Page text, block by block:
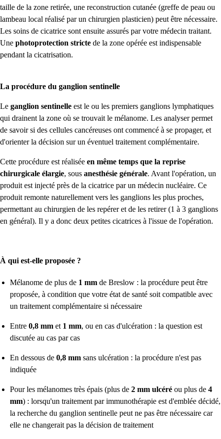
taille de la zone retirée, une reconstruction cutanée (greffe de peau ou
lambeau local réalisé par un chirurgien plasticien) peut être nécessaire.
Les soins de cicatrice sont ensuite assurés par votre médecin traitant.
Une photoprotection stricte de la zone opérée est indispensable
pendant la cicatrisation.
La procédure du ganglion sentinelle
Le ganglion sentinelle est le ou les premiers ganglions lymphatiques
qui drainent la zone où se trouvait le mélanome. Les analyser permet
de savoir si des cellules cancéreuses ont commencé à se propager, et
d'orienter la décision sur un éventuel traitement complémentaire.
Cette procédure est réalisée en même temps que la reprise
chirurgicale élargie, sous anesthésie générale. Avant l'opération, un
produit est injecté près de la cicatrice par un médecin nucléaire. Ce
produit remonte naturellement vers les ganglions les plus proches,
permettant au chirurgien de les repérer et de les retirer (1 à 3 ganglions
en général). Il y a donc deux petites cicatrices à l'issue de l'opération.
À qui est-elle proposée ?
Mélanome de plus de 1 mm de Breslow : la procédure peut être
proposée, à condition que votre état de santé soit compatible avec
un traitement complémentaire si nécessaire
Entre 0,8 mm et 1 mm, ou en cas d'ulcération : la question est
discutée au cas par cas
En dessous de 0,8 mm sans ulcération : la procédure n'est pas
indiquée
Pour les mélanomes très épais (plus de 2 mm ulcéré ou plus de 4
mm) : lorsqu'un traitement par immunothérapie est d'emblée décidé,
la recherche du ganglion sentinelle peut ne pas être nécessaire car
elle ne changerait pas la décision de traitement